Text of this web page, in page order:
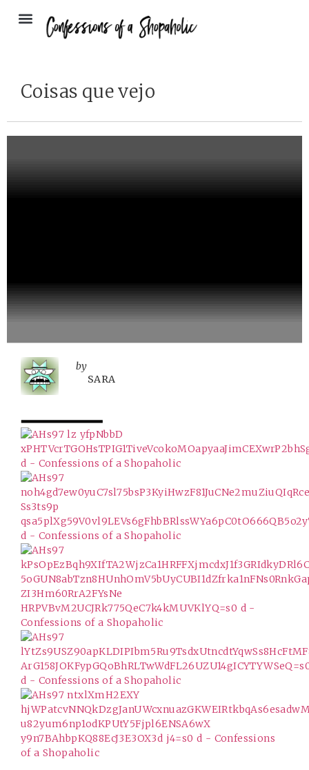
Coisas que vejo
by
SARA